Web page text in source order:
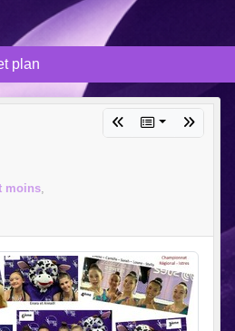
plan
moins